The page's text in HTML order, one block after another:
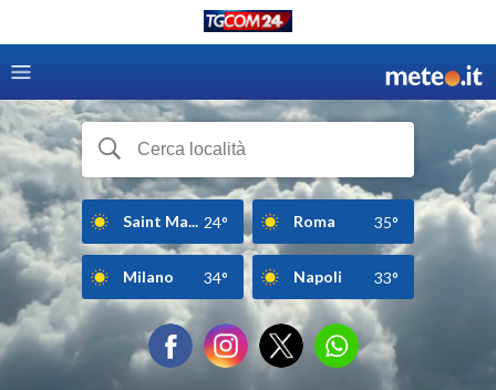
Saint Ma... 24° Roma 35°
Milano 34° Napoli 33°